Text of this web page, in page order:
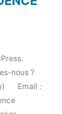
nous ?
Email :